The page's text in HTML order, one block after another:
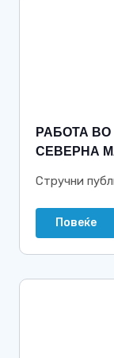
РАБОТА
СЕВЕРНА
Стручни
Повеќе